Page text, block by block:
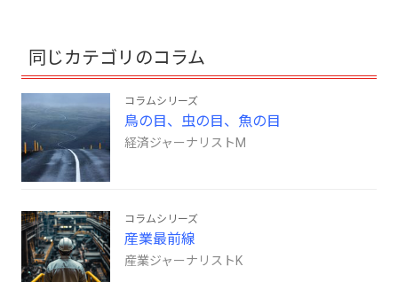
同じカテゴリのコラム
コラムシリーズ
鳥の目、虫の目、魚の目
経済ジャーナリストM
コラムシリーズ
産業最前線
産業ジャーナリストK